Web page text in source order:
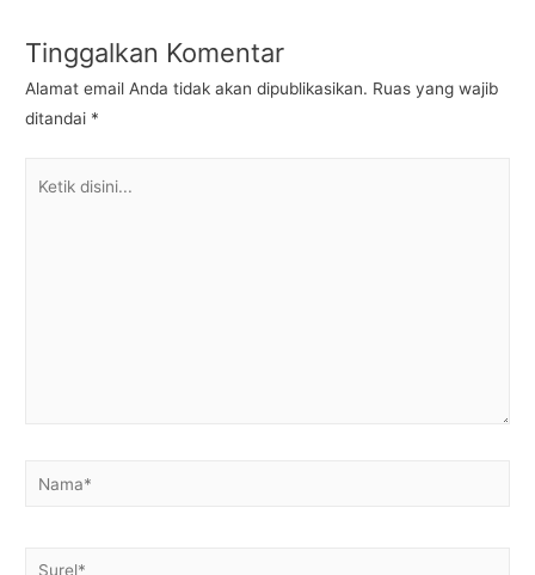
Tinggalkan Komentar
Alamat email Anda tidak akan dipublikasikan. Ruas yang wajib
ditandai *
Nama*
Surel*